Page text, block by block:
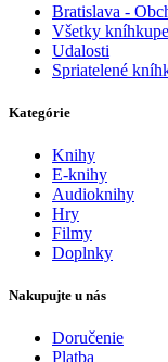
Bratislava -
Všetky
Udalosti
Spriatelené
Kategórie
Knihy
E-knihy
Audioknihy
Hry
Filmy
Doplnky
Nakupujte u nás
Doručenie
Platba